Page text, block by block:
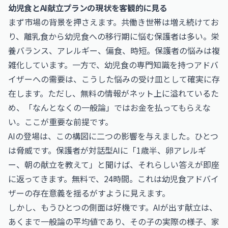
幼児食とAI献立プランの現状を客観的に見る
まず市場の背景を押さえます。共働き世帯は増え続けてお
り、離乳食から幼児食への移行期に悩む保護者は多い。栄
養バランス、アレルギー、偏食、時短。保護者の悩みは複
雑化しています。一方で、幼児食の専門知識を持つアドバ
イザーへの需要は、こうした悩みの受け皿として確実に存
在します。ただし、無料の情報がネット上に溢れているた
め、「なんとなくの一般論」ではお金を払ってもらえな
い。ここが重要な前提です。
AIの登場は、この構図に二つの影響を与えました。ひとつ
は脅威です。保護者が対話型AIに「1歳半、卵アレルギ
ー、朝の献立を教えて」と聞けば、それらしい答えが即座
に返ってきます。無料で、24時間。これは幼児食アドバイ
ザーの存在意義を揺るがすように見えます。
しかし、もうひとつの側面は好機です。AIが出す献立は、
あくまで一般論の平均値であり、その子の実際の様子、家